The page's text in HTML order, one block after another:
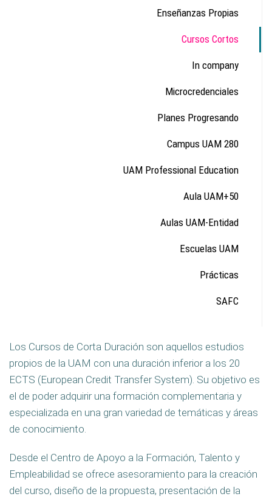
Enseñanzas Propias
Cursos Cortos
In company
Microcredenciales
Planes Progresando
Campus UAM 280
UAM Professional Education
Aula UAM+50
Aulas UAM-Entidad
Escuelas UAM
Prácticas
SAFC
Los Cursos de Corta Duración son aquellos estudios
propios de la UAM con una duración inferior a los 20
ECTS (European Credit Transfer System). Su objetivo es
el de poder adquirir una formación complementaria y
especializada en una gran variedad de temáticas y áreas
de conocimiento.
Desde el Centro de Apoyo a la Formación, Talento y
Empleabilidad se ofrece asesoramiento para la creación
del curso, diseño de la propuesta, presentación de la